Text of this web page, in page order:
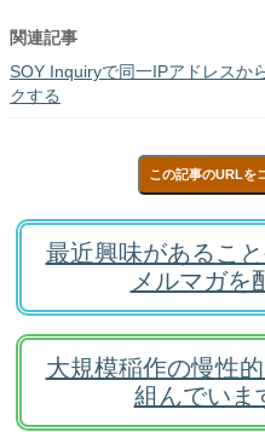
関連記事
SOY Inquiryで同一IPアドレスか
クする
この記事のURLを
最近興味があるこ
メルマガを
大規模稲作の慢性
組んでいま